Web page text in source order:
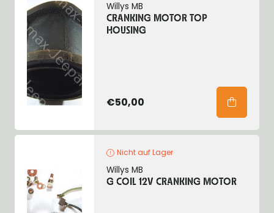
Willys MB
CRANKING MOTOR TOP
HOUSING
€50,00
Nicht auf Lager
Willys MB
G COIL 12V CRANKING MOTOR